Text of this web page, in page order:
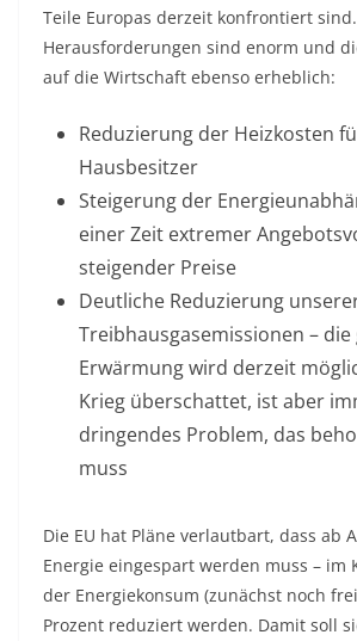
Teile Europas derzeit konfrontiert
Herausforderungen sind enorm und
auf die Wirtschaft ebenso erheblich:
Reduzierung der Heizkosten
Hausbesitzer
Steigerung der
einer Zeit extremer
steigender Preise
Deutliche Reduzierung
Treibhausgasemissionen – die
Erwärmung wird derzeit
Krieg überschattet, ist aber
dringendes Problem, das
muss
Die EU hat Pläne verlautbart, dass ab
Energie eingespart werden muss – im
der Energiekonsum (zunächst noch
Prozent reduziert werden. Damit soll